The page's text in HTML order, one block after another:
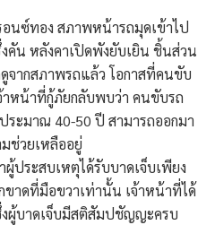
นซ์ทอง สภาพหน้ารถมุดเข้าไป
งคัน หลังคาเปิดพังยับเยิน ชิ้นส่วน
จากสภาพรถแล้ว โอกาสที่คนขับ
หน้าที่กู้ภัยกลับพบว่า คนขับรถ
ระมาณ 40-50 ปี สามารถออกมา
ช่วยเหลืออยู่
ผู้ประสบเหตุได้รับบาดเจ็บเพียง
ขาดที่มือขวาเท่านั้น เจ้าหน้าที่ได้
ผู้บาดเจ็บมีสติสัมปชัญญะครบ